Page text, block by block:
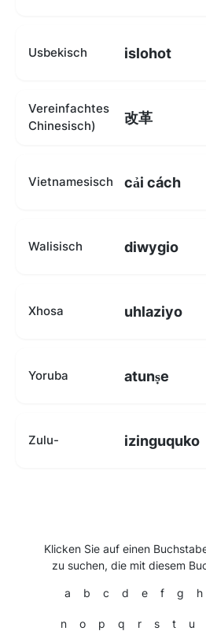
Usbekisch islohot
Vereinfachtes
Chinesisch)
改革
Vietnamesisch cải cách
Walisisch diwygio
Xhosa uhlaziyo
Yoruba atunṣe
Zulu- izinguquko
Klicken Sie auf einen
zu suchen, die mit diesem
a b c d e f g h
n o p q r s t u